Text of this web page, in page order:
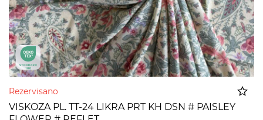
Rezervisano
VISKOZA PL. TT-24 LIKRA PRT KH DSN # PAISLEY